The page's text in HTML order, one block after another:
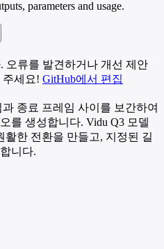
parameters and usage.
오류를 발견하거나 개선 제안
주세요! GitHub에서 편집
종료 프레임 사이를 보간하여
를 생성합니다. Vidu Q3 모델
한 전환을 만들고, 지정된 길
니다.